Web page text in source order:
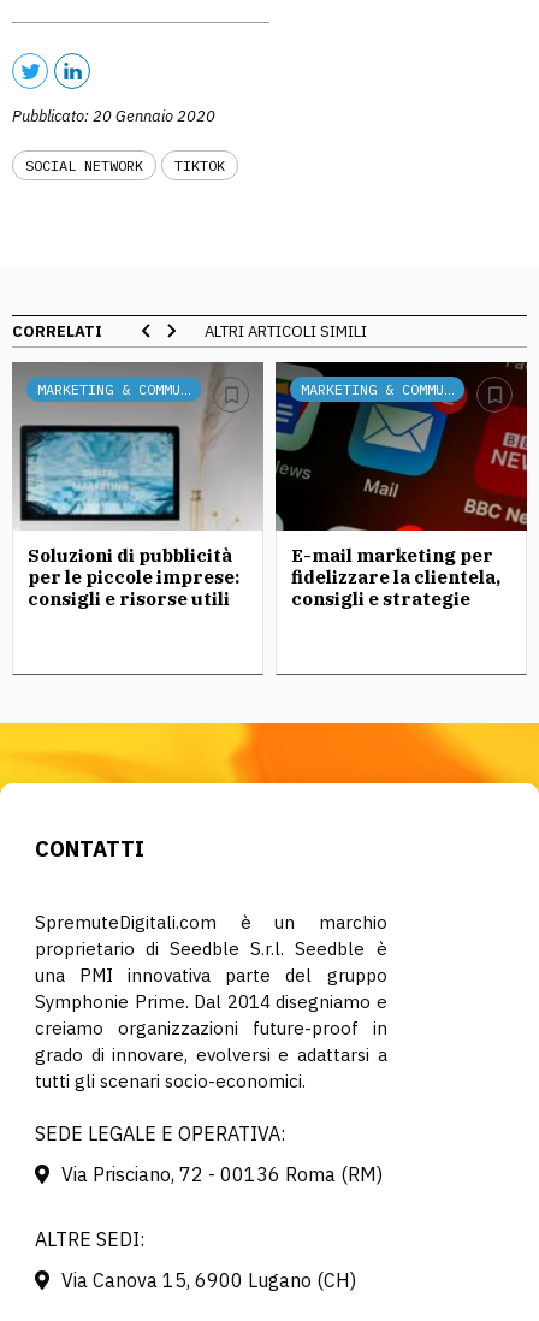
Pubblicato: 20 Gennaio 2020
SOCIAL NETWORK TIKTOK
CORRELATI ALTRI ARTICOLI SIMILI
Soluzioni di pubblicità
per le piccole imprese:
consigli e risorse utili
E-mail marketing per
fidelizzare la clientela,
consigli e strategie
CONTATTI
SpremuteDigitali.com è un marchio
proprietario di Seedble S.r.l. Seedble è
una PMI innovativa parte del gruppo
Symphonie Prime. Dal 2014 disegniamo e
creiamo organizzazioni future-proof in
grado di innovare, evolversi e adattarsi a
tutti gli scenari socio-economici.
SEDE LEGALE E OPERATIVA:
Via Prisciano, 72 - 00136 Roma (RM)
ALTRE SEDI:
Via Canova 15, 6900 Lugano (CH)